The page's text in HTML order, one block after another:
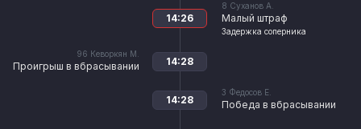
8 Суханов А.
Малый штраф
Задержка соперника
14:26
96 Кеворкян М.
Проигрыш в вбрасывании 14:28
3 Федосов Е.
Победа в вбрасывании
14:28